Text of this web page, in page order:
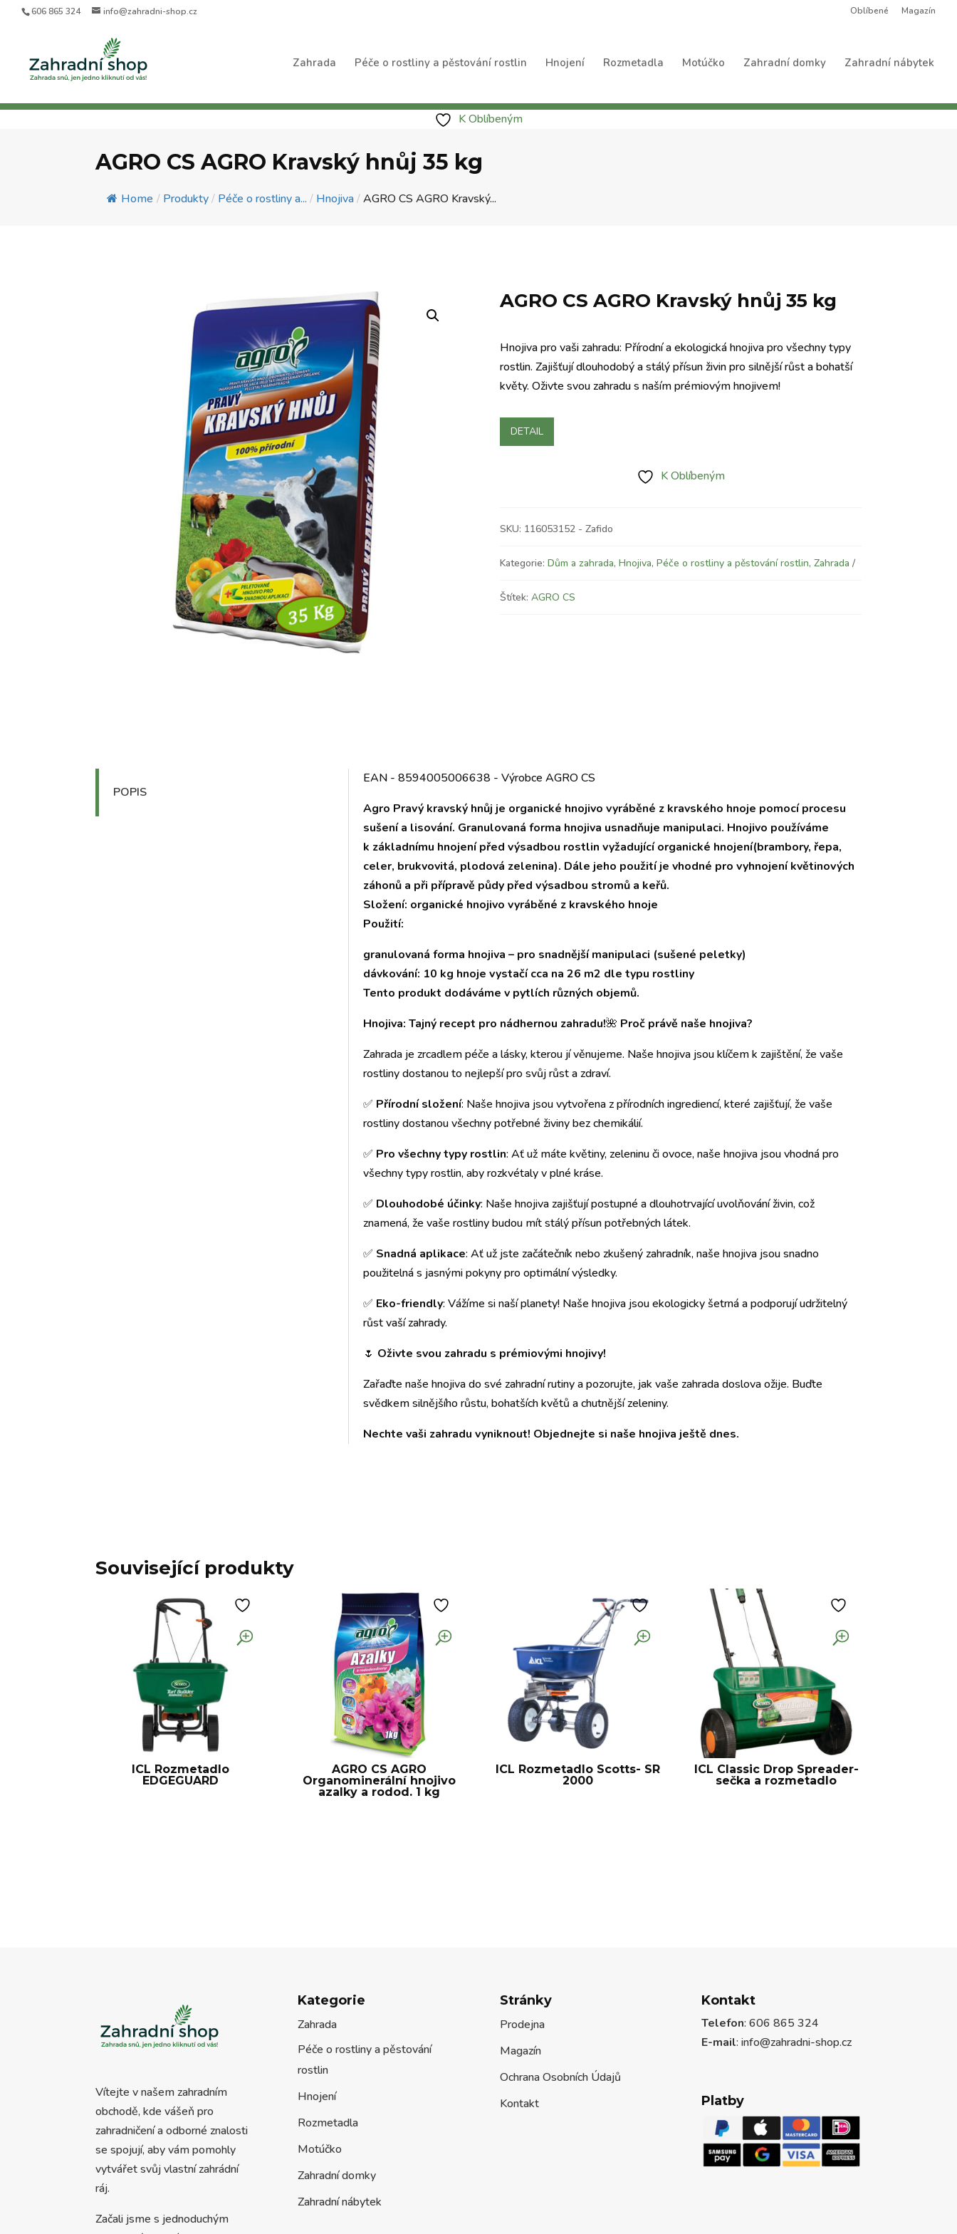
606 865 324 info@zahradni-shop.cz Oblíbené Magazín
Zahrada Péče o rostliny a pěstování rostlin Hnojení Rozmetadla Motúčko Zahradní domky Zahradní nábytek
K Oblíbeným
AGRO CS AGRO Kravský hnůj 35 kg
Home / Produkty / Péče o rostliny a... / Hnojiva / AGRO CS AGRO Kravský...
AGRO CS AGRO Kravský hnůj 35 kg
Hnojiva pro vaši zahradu: Přírodní a ekologická hnojiva pro všechny typy
rostlin. Zajišťují dlouhodobý a stálý přísun živin pro silnější růst a bohatší
květy. Oživte svou zahradu s naším prémiovým hnojivem!
DETAIL
K Oblíbeným
SKU: 116053152 - Zafido
Kategorie: Dům a zahrada, Hnojiva, Péče o rostliny a pěstování rostlin, Zahrada
Štítek: AGRO CS
POPIS
EAN - 8594005006638 - Výrobce AGRO CS
Agro Pravý kravský hnůj je organické hnojivo vyráběné z kravského hnoje pomocí procesu
sušení a lisování. Granulovaná forma hnojiva usnadňuje manipulaci. Hnojivo používáme
k základnímu hnojení před výsadbou rostlin vyžadující organické hnojení(brambory, řepa,
celer, brukvovitá, plodová zelenina). Dále jeho použití je vhodné pro vyhnojení květinových
záhonů a při přípravě půdy před výsadbou stromů a keřů.
Složení: organické hnojivo vyráběné z kravského hnoje
Použití:
granulovaná forma hnojiva – pro snadnější manipulaci (sušené peletky)
dávkování: 10 kg hnoje vystačí cca na 26 m2 dle typu rostliny
Tento produkt dodáváme v pytlích různých objemů.
Hnojiva: Tajný recept pro nádhernou zahradu!🌺 Proč právě naše hnojiva?
Zahrada je zrcadlem péče a lásky, kterou jí věnujeme. Naše hnojiva jsou klíčem k zajištění, že vaše
rostliny dostanou to nejlepší pro svůj růst a zdraví.
✅ Přírodní složení: Naše hnojiva jsou vytvořena z přírodních ingrediencí, které zajišťují, že vaše
rostliny dostanou všechny potřebné živiny bez chemikálií.
✅ Pro všechny typy rostlin: Ať už máte květiny, zeleninu či ovoce, naše hnojiva jsou vhodná pro
všechny typy rostlin, aby rozkvétaly v plné kráse.
✅ Dlouhodobé účinky: Naše hnojiva zajišťují postupné a dlouhotrvající uvolňování živin, což
znamená, že vaše rostliny budou mít stálý přísun potřebných látek.
✅ Snadná aplikace: Ať už jste začátečník nebo zkušený zahradník, naše hnojiva jsou snadno
použitelná s jasnými pokyny pro optimální výsledky.
✅ Eko-friendly: Vážíme si naší planety! Naše hnojiva jsou ekologicky šetrná a podporují udržitelný
růst vaší zahrady.
🌷 Oživte svou zahradu s prémiovými hnojivy!
Zařaďte naše hnojiva do své zahradní rutiny a pozorujte, jak vaše zahrada doslova ožije. Buďte
svědkem silnějšího růstu, bohatších květů a chutnější zeleniny.
Nechte vaši zahradu vyniknout! Objednejte si naše hnojiva ještě dnes.
Související produkty
ICL Rozmetadlo
EDGEGUARD
AGRO CS AGRO
Organominerální hnojivo
azalky a rodod. 1 kg
ICL Rozmetadlo Scotts- SR
2000
ICL Classic Drop Spreader-
sečka a rozmetadlo
Vítejte v našem zahradním
obchodě, kde vášeň pro
zahradničení a odborné znalosti
se spojují, aby vám pomohly
vytvářet svůj vlastní zahrádní
ráj.
Začali jsme s jednoduchým
Kategorie
Zahrada
Péče o rostliny a pěstování
rostlin
Hnojení
Rozmetadla
Motúčko
Zahradní domky
Zahradní nábytek
Stránky
Prodejna
Magazín
Ochrana Osobních Údajů
Kontakt
Kontakt
Telefon: 606 865 324
E-mail: info@zahradni-shop.cz
Platby